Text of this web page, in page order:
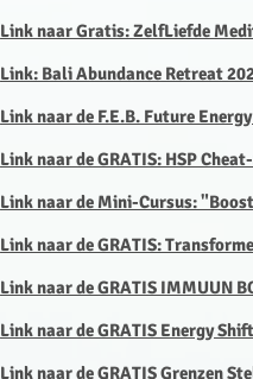
Link naar Gratis: ZelfLiefde
Link: Bali Abundance Retreat
Link naar de F.E.B. Future
Link naar de GRATIS: HSP
Link naar de Mini-Cursus:
Link naar de GRATIS:
Link naar de GRATIS IMMUUN
Link naar de GRATIS Energy
Link naar de GRATIS Grenzen